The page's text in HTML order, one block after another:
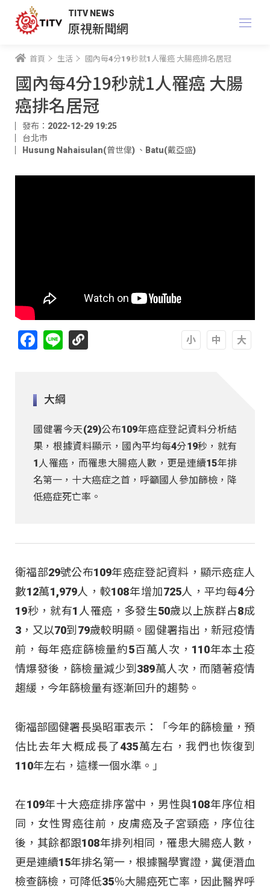
TITV NEWS
原視新聞網
首頁 生活 國內每4分19秒就1人罹癌 大腸癌排名居冠
國內每4分19秒就1人罹癌 大腸
癌排名居冠
發布：2022-12-29 19:25
台北市
Husung Nahaisulan(曾世偉) 、 Batu(戴亞盛)
Facebook
Line
大綱
國健署今天(29)公布109年癌症登記資料分析結
果，根據資料顯示，國內平均每4分19秒，就有
1人罹癌，而罹患大腸癌人數，更是連續15年排
名第一，十大癌症之首，呼籲國人參加篩檢，降
低癌症死亡率。
衛福部29號公布109年癌症登記資料，顯示癌症人
數12萬1,979人，較108年增加725人，平均每4分
19秒，就有1人罹癌，多發生50歲以上族群占8成
3，又以70到79歲較明顯。國健署指出，新冠疫情
前，每年癌症篩檢量約5百萬人次，110年本土疫
情爆發後，篩檢量減少到389萬人次，而隨著疫情
趨緩，今年篩檢量有逐漸回升的趨勢。
衛福部國健署長吳昭軍表示：「今年的篩檢量，預
估比去年大概成長了435萬左右，我們也恢復到
110年左右，這樣一個水準。」
在109年十大癌症排序當中，男性與108年序位相
同，女性胃癌往前，皮膚癌及子宮頸癌，序位往
後，其餘都跟108年排列相同，罹患大腸癌人數，
更是連續15年排名第一，根據醫學實證，糞便潛血
檢查篩檢，可降低35％大腸癌死亡率，因此醫界呼